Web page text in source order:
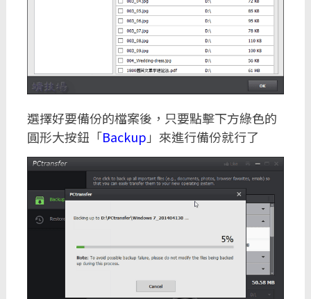
選擇好要備份的檔案後，只要點擊下方綠色的
圓形大按鈕「Backup 」來進行備份就行了